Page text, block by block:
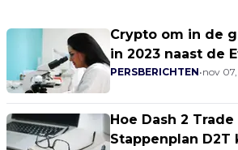
Crypto om in de
in 2023 naast de
Altcoin seizoen in
PERSBERICHTEN•nov 07,
Hoe Dash 2
Stappenplan D2T